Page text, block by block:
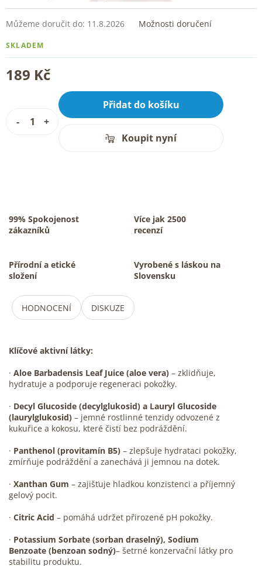
189 Kč
SKLADEM
Můžeme doručit do: 11.8.2026 Možnosti doručení
Přidat do košíku
Koupit nyní
99% Spokojenost
zákazníků
Více jak 2500
recenzí
Přírodní a etické
složení
Vyrobené s láskou na
Slovensku
HODNOCENÍ DISKUZE
Klíčové aktivní látky:
· Aloe Barbadensis Leaf Juice (aloe vera) – zklidňuje,
hydratuje a podporuje regeneraci pokožky.
· Decyl Glucoside (decylglukosid) a Lauryl Glucoside
(laurylglukosid) – jemné rostlinné tenzidy odvozené z
kukuřice a kokosu, které čistí bez podráždění.
· Panthenol (provitamín B5) – zlepšuje hydrataci pokožky,
zmírňuje podráždění a zanechává ji jemnou na dotek.
· Xanthan Gum – zajišťuje hladkou konzistenci a příjemný
gelový pocit.
· Citric Acid – pomáhá udržet přirozené pH pokožky.
· Potassium Sorbate (sorban draselný), Sodium
Benzoate (benzoan sodný)– šetrné konzervační látky pro
stabilitu produktu.